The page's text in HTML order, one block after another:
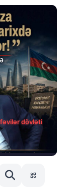
dövləti